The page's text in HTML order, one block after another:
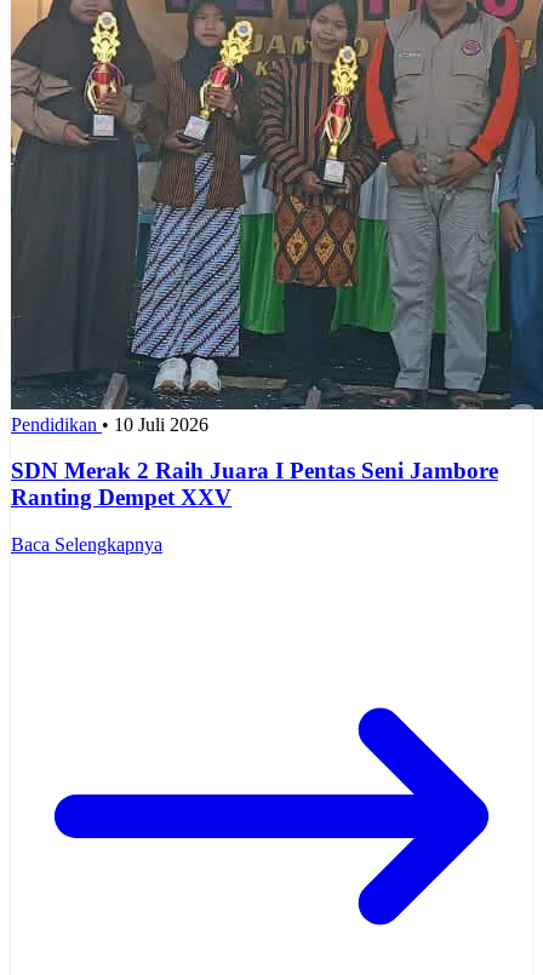
Pendidikan • 10 Juli 2026
SDN Merak 2 Raih Juara I Pentas Seni Jambore
Ranting Dempet XXV
Baca Selengkapnya